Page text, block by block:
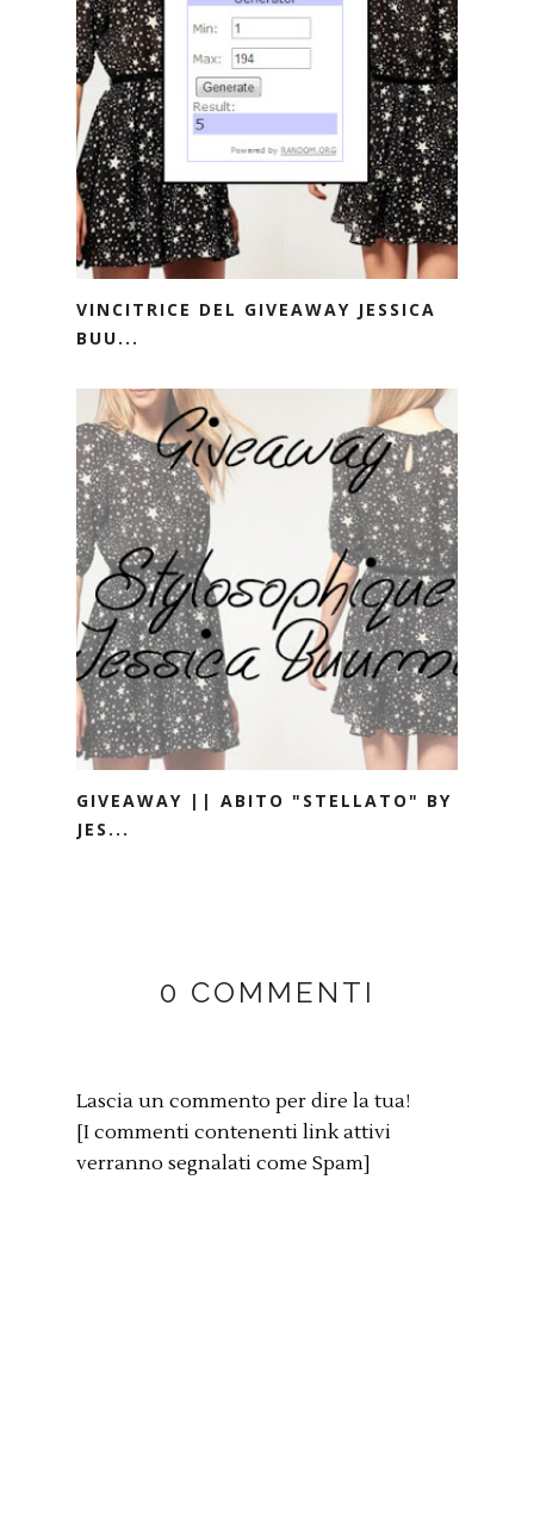
VINCITRICE DEL GIVEAWAY JESSICA
BUU...
GIVEAWAY || ABITO "STELLATO" BY
JES...
0 COMMENTI
Lascia un commento per dire la tua!
[I commenti contenenti link attivi
verranno segnalati come Spam]